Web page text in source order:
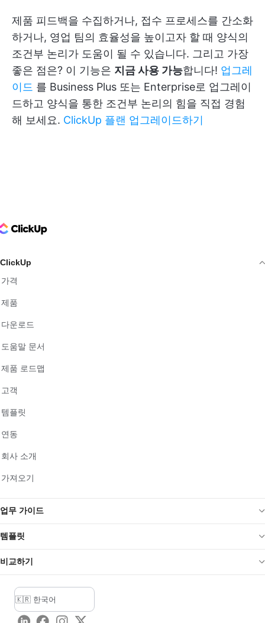
제품 피드백을 수집하거나, 접수 프로세스를 간소화
하거나, 영업 팀의 효율성을 높이고자 할 때 양식의
조건부 논리가 도움이 될 수 있습니다. 그리고 가장
좋은 점은? 이 기능은 지금 사용 가능합니다! 업그레
이드 를 Business Plus 또는 Enterprise로 업그레이
드하고 양식을 통한 조건부 논리의 힘을 직접 경험
해 보세요. ClickUp 플랜 업그레이드하기
Logo
ClickUp
가격
제품
다운로드
도움말 문서
제품 로드맵
고객
템플릿
연동
회사 소개
가져오기
업무 가이드
템플릿
비교하기